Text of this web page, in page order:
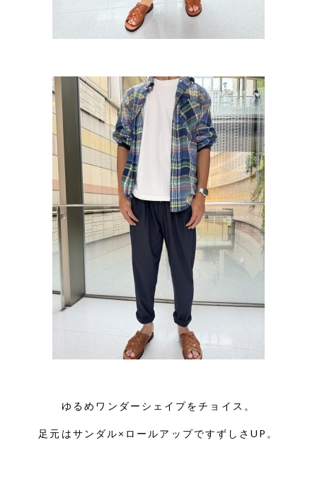
ゆるめワンダーシェイプをチョイス。
足元はサンダル×ロールアップですずしさUP。